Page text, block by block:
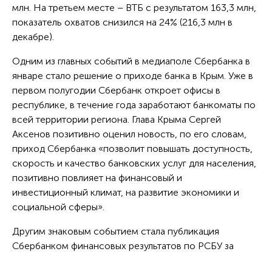
млн. На третьем месте – ВТБ с результатом 163,3 млн,
показатель охватов снизился на 24% (216,3 млн в
декабре).
Одним из главных событий в медиаполе Сбербанка в
январе стало решение о приходе банка в Крым. Уже в
первом полугодии Сбербанк откроет офисы в
республике, в течение года заработают банкоматы по
всей территории региона. Глава Крыма Сергей
Аксенов позитивно оценил новость, по его словам,
приход Сбербанка «позволит повышать доступность,
скорость и качество банковских услуг для населения,
позитивно повлияет на финансовый и
инвестиционный климат, на развитие экономики и
социальной сферы».
Другим знаковым событием стала публикация
Сбербанком финансовых результатов по РСБУ за